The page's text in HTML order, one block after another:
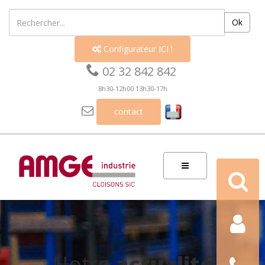
Ok
 Configurateur ICI !
 02 32 842 842
8h30-12h00 13h30-17h
 contact